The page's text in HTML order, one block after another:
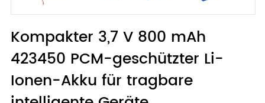
Kompakter 3,7 V 800 mAh
423450 PCM-geschützter Li-
Ionen-Akku für tragbare